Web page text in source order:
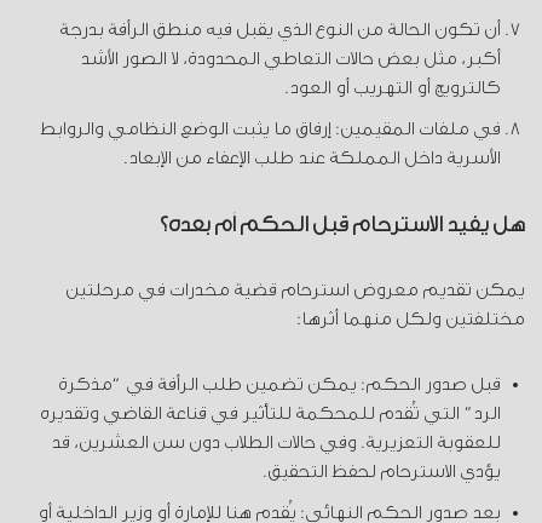
أن تكون الحالة من النوع الذي يقبل فيه منطق الرأفة بدرجة
أكبر، مثل بعض حالات التعاطي المحدودة، لا الصور الأشد
كالترويج أو التهريب أو العود.
في ملفات المقيمين: إرفاق ما يثبت الوضع النظامي والروابط
الأسرية داخل المملكة عند طلب الإعفاء من الإبعاد.
هل يفيد الاسترحام قبل الحكم أم بعده؟
يمكن تقديم معروض استرحام قضية مخدرات في مرحلتين
مختلفتين ولكل منهما أثرها:
قبل صدور الحكم: يمكن تضمين طلب الرأفة في “مذكرة
الرد” التي تُقدم للمحكمة للتأثير في قناعة القاضي وتقديره
للعقوبة التعزيرية. وفي حالات الطلاب دون سن العشرين، قد
يؤدي الاسترحام لحفظ التحقيق.
بعد صدور الحكم النهائي: يُقدم هنا للإمارة أو وزير الداخلية أو